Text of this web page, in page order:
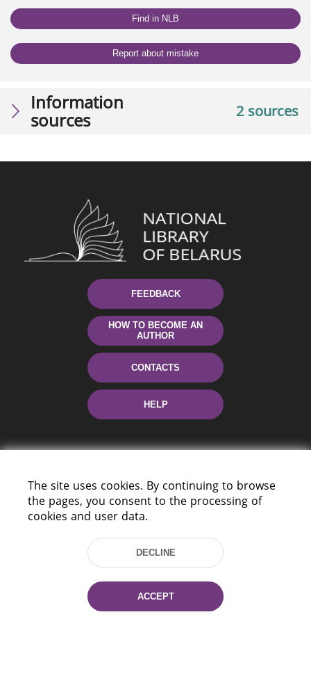
Find in NLB
Report about mistake
2 sources
Information
sources
FEEDBACK
HOW TO BECOME AN
AUTHOR
CONTACTS
HELP
220114, Niezaležnasci Ave. 116, Minsk,
Tel.: (+375 17) 368 37 37
Fax: (+375 17) 368 97 06
E-mail: inbox@nlb.by
The site uses cookies. By continuing to browse
the pages, you consent to the processing of
cookies and user data.
DECLINE
ACCEPT